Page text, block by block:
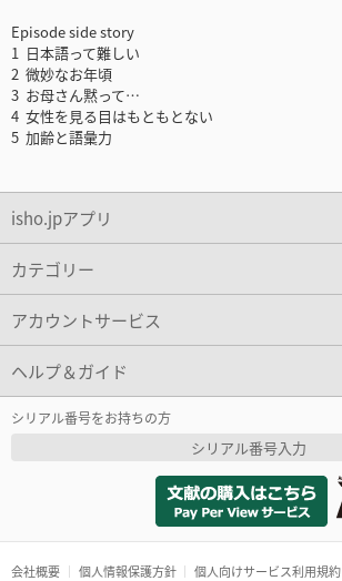
Episode side story
1 日本語って難しい
2 微妙なお年頃
3 お母さん黙って…
4 女性を見る目はもともとない
5 加齢と語彙力
isho.jpアプリ
カテゴリー
アカウントサービス
ヘルプ＆ガイド
シリアル番号をお持ちの方
シリアル番号入力
会社概要 個人情報保護方針 個人向けサービス利用規約